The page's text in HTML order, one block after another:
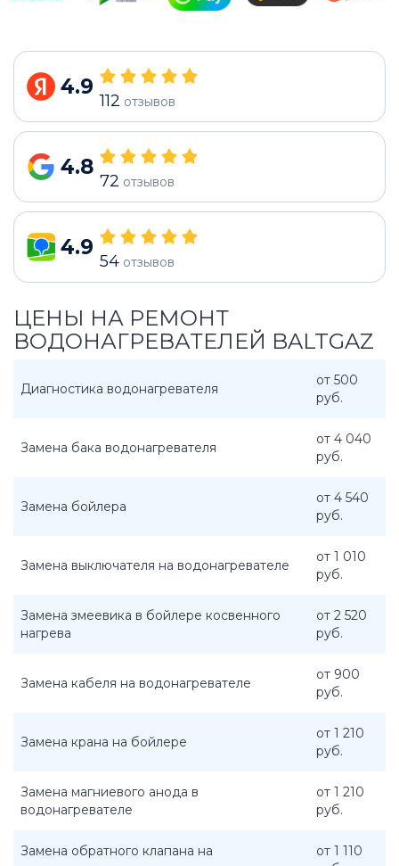
4.9
112 отзывов
4.8
72 отзывов
4.9
54 отзывов
ЦЕНЫ НА РЕМОНТ
ВОДОНАГРЕВАТЕЛЕЙ BALTGAZ
Диагностика водонагревателя
от 500
руб.
Замена бака водонагревателя
от 4 040
руб.
Замена бойлера
от 4 540
руб.
Замена выключателя на водонагревателе
от 1 010
руб.
Замена змеевика в бойлере косвенного
нагрева
от 2 520
руб.
Замена кабеля на водонагревателе
от 900
руб.
Замена крана на бойлере
от 1 210
руб.
Замена магниевого анода в
водонагревателе
от 1 210
руб.
Замена обратного клапана на
от 1 110